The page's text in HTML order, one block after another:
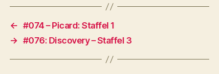
a
y
← #074 – Picard: Staffel 1
→ #076: Discovery – Staffel 3